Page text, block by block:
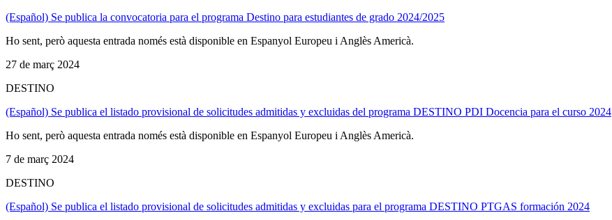
(Español) Se publica la convocatoria para el programa Destino para estudiantes de grado 2024/2025
Ho sent, però aquesta entrada només està disponible en Espanyol Europeu i Anglès Americà.
27 de març 2024
DESTINO
(Español) Se publica el listado provisional de solicitudes admitidas y excluidas del programa DESTINO PDI Docencia para el curso 2024
Ho sent, però aquesta entrada només està disponible en Espanyol Europeu i Anglès Americà.
7 de març 2024
DESTINO
(Español) Se publica el listado provisional de solicitudes admitidas y excluidas para el programa DESTINO PTGAS formación 2024